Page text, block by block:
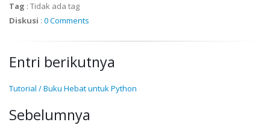
Tag : Tidak ada tag
Diskusi : 0 Comments
Entri berikutnya
Tutorial / Buku Hebat untuk Python
Sebelumnya